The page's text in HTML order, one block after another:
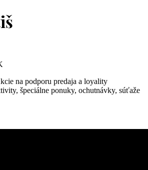
na podporu predaja a loyality
špeciálne ponuky, ochutnávky, súťaže